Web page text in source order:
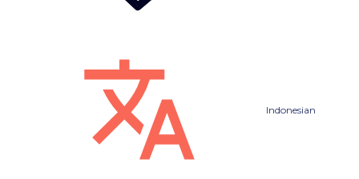
Indonesian